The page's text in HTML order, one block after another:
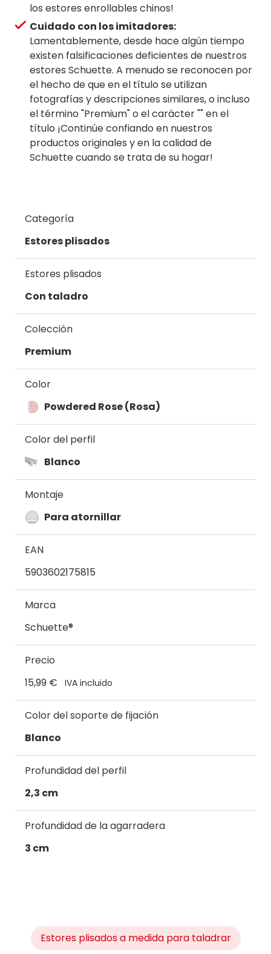
los estores enrollables chinos!
Cuidado con los imitadores:
Lamentablemente, desde hace algún tiempo
existen falsificaciones deficientes de nuestros
estores ​​Schuette. A menudo se reconocen por
el hecho de que en el título se utilizan
fotografías y descripciones similares, o incluso
el término "Premium" o el carácter "" en el
título ¡Continúe confiando en nuestros
productos originales y en la calidad de
Schuette cuando se trata de su hogar!
Categoría
Estores plisados
Estores plisados
Con taladro
Colección
Premium
Color
Powdered Rose (Rosa)
Color del perfil
Blanco
Montaje
Para atornillar
EAN
5903602175815
Marca
Schuette®
Precio
15,99 € IVA incluido
Color del soporte de fijación
Blanco
Profundidad del perfil
2,3 cm
Profundidad de la agarradera
3 cm
Estores plisados a medida para taladrar